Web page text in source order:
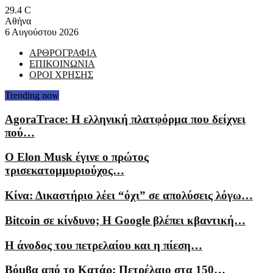
29.4 C
Αθήνα
6 Αυγούστου 2026
ΑΡΘΡΟΓΡΑΦΙΑ
ΕΠΙΚΟΙΝΩΝΙΑ
ΟΡΟΙ ΧΡΗΣΗΣ
Trending now
AgoraTrace: Η ελληνική πλατφόρμα που δείχνει
πού…
Ο Elon Musk έγινε ο πρώτος
τρισεκατομμυριούχος…
Κίνα: Δικαστήριο λέει “όχι” σε απολύσεις λόγω…
Bitcoin σε κίνδυνο; Η Google βλέπει κβαντική…
Η άνοδος του πετρελαίου και η πίεση…
Βόμβα από το Κατάρ: Πετρέλαιο στα 150…